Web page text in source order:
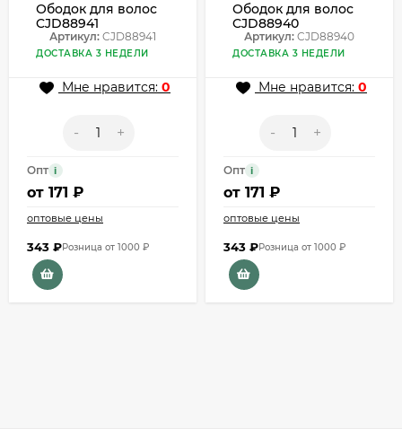
Ободок для волос
CJD88941
Артикул: CJD88941
ДОСТАВКА 3 НЕДЕЛИ
Мне нравится: 0
- +
Опт i
от 171 ₽
оптовые цены
343 ₽Розница от 1000 ₽
Ободок для волос
CJD88940
Артикул: CJD88940
ДОСТАВКА 3 НЕДЕЛИ
Мне нравится: 0
- +
Опт i
от 171 ₽
оптовые цены
343 ₽Розница от 1000 ₽